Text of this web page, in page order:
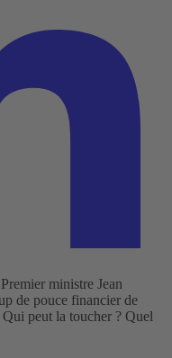
ministre Jean
de pouce financier de
peut la toucher ? Quel